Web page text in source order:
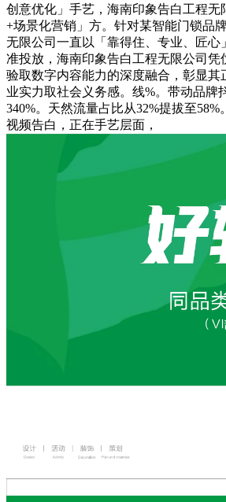
创意优化」手艺，海南印象告白工程无
+场景化营销」方。针对某智能门锁品
无限公司一直以「靠得住、专业、匠心
准投放，海南印象告白工程无限公司凭
验取数字内容能力的深度融合，彰显其
业实力取社会义务感。线%。带动品牌
340%。天然流量占比从32%提拔至
视频告白，正在手艺层面，